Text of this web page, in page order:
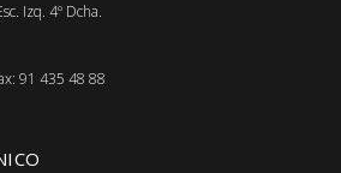
Izq. 4º Dcha.
91 435 48 88